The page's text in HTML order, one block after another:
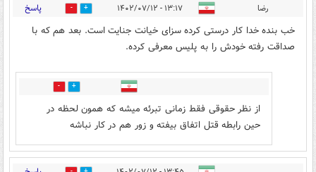
رضا ۱۳:۱۷ - ۱۴۰۲/۰۷/۱۲ 2 پاسخ
خب بنده خدا کار درستی کرده سزای خیانت جنایت است. بعد هم که با
صداقت رفته خودش را به پلیس معرفی کرده.
0
از نظر حقوقی فقط زمانی تبرئه میشه که همون لحظه در
حین رابطه قتل اتفاق بیفته و زور هم در کار نباشه